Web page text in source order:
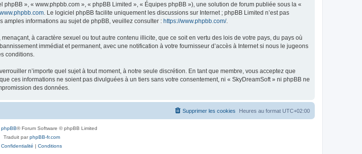
», « www.phpbb.com », « phpBB Limited », « Équipes phpBB »), une solution de forum publiée sous la «
www.phpbb.com . Le logiciel phpBB facilite uniquement les discussions sur Internet ; phpBB Limited n’est pas
informations au sujet de phpBB, veuillez consulter : https://www.phpbb.com/.
à caractère sexuel ou tout autre contenu illicite, que ce soit en vertu des lois de votre pays, du pays où
immédiat et permanent, avec une notification à votre fournisseur d’accès à Internet si nous le jugeons
conditions.
n’importe quel sujet à tout moment, à notre seule discrétion. En tant que membre, vous acceptez que
ces informations ne soient pas divulguées à un tiers sans votre consentement, ni « SkyDreamSoft » ni phpBB ne
des données.
Heures au format UTC+02:00
Supprimer les cookies
phpBB® Forum Software © phpBB Limited
Traduit parphpBB-fr.com
Confidentialité | Conditions